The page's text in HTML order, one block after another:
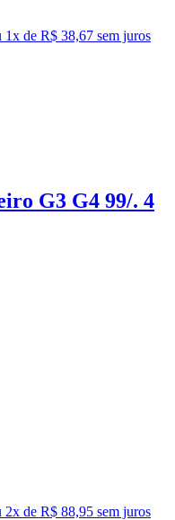
1x de R$ 38,67 sem juros
G3 G4 99/. 4
2x de R$ 88,95 sem juros